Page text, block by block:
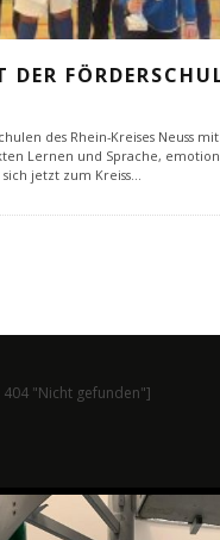
DER
des Rhein-Kreises Neuss
Lernen und Sprache,
jetzt zum Kreiss...
"Nicht gefunden"]